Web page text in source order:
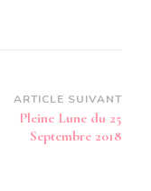
ARTICLE SUIVANT
Pleine Lune du 25
Septembre 2018